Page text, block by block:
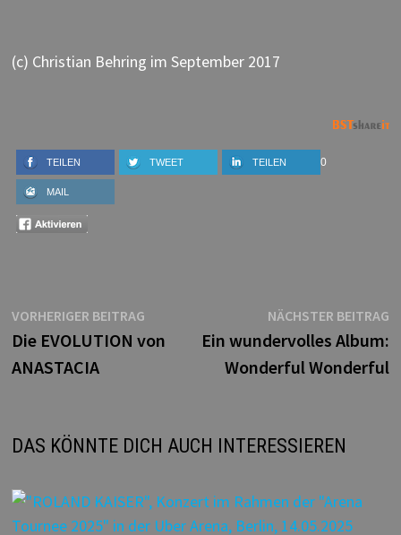
(c) Christian Behring im September 2017
TEILEN TWEET 0
TEILEN
MAIL
Beitragsnavigation
VORHERIGER BEITRAGVorheriger
Beitrag:
Die EVOLUTION von
ANASTACIA
NÄCHSTER BEITRAG
Ein wundervolles Album:
Wonderful Wonderful
DAS KÖNNTE DICH AUCH INTERESSIEREN